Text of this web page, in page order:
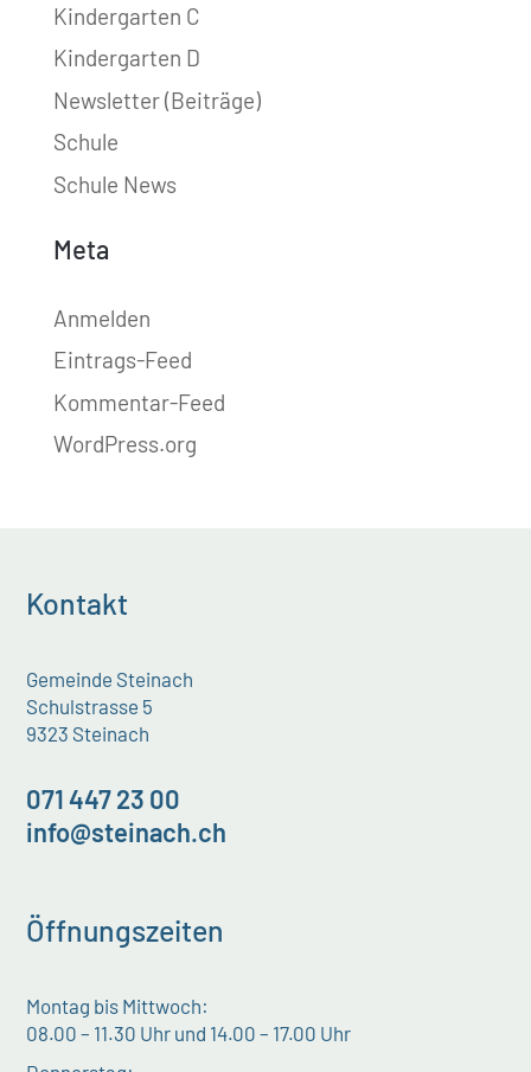
Kindergarten C
Kindergarten D
Newsletter (Beiträge)
Schule
Schule News
Meta
Anmelden
Eintrags-Feed
Kommentar-Feed
WordPress.org
Kontakt
Gemeinde Steinach
Schulstrasse 5
9323 Steinach
071 447 23 00
info@steinach.ch
Öffnungszeiten
Montag bis Mittwoch:
08.00 – 11.30 Uhr und 14.00 – 17.00 Uhr